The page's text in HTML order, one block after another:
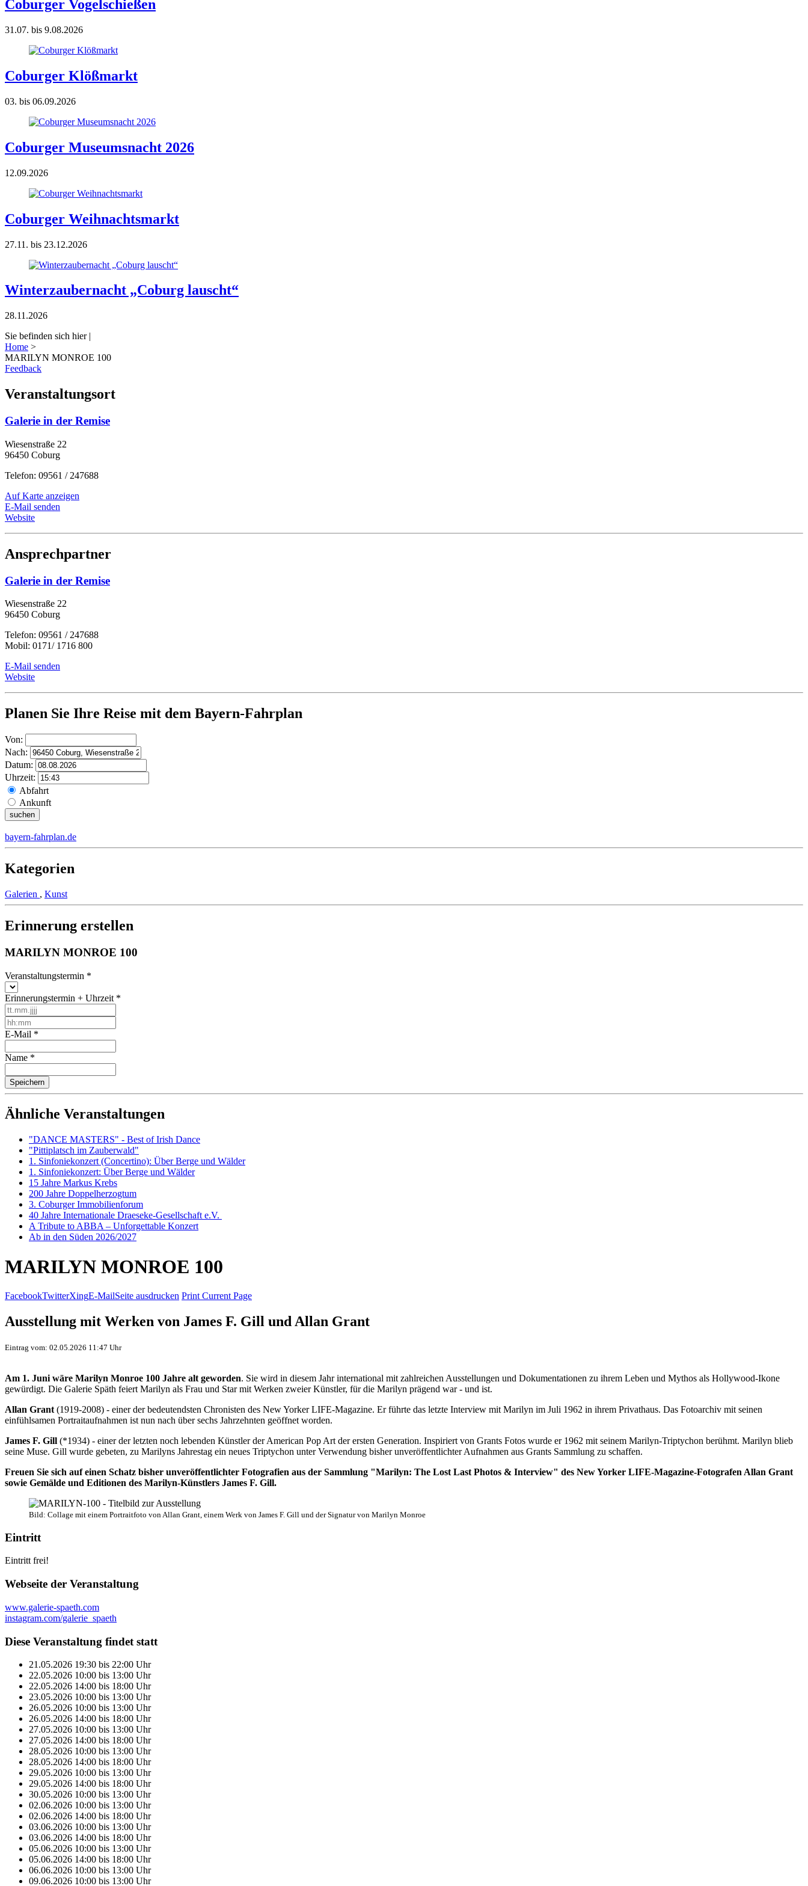
Coburger Vogelschießen
31.07. bis 9.08.2026
Coburger Klößmarkt
03. bis 06.09.2026
Coburger Museumsnacht 2026
12.09.2026
Coburger Weihnachtsmarkt
27.11. bis 23.12.2026
Winterzaubernacht „Coburg lauscht“
28.11.2026
Sie befinden sich hier |
Home >
MARILYN MONROE 100
Feedback
Veranstaltungsort
Galerie in der Remise
Wiesenstraße 22
96450 Coburg
Telefon: 09561 / 247688
Auf Karte anzeigen
E-Mail senden
Website
Ansprechpartner
Galerie in der Remise
Wiesenstraße 22
96450 Coburg
Telefon: 09561 / 247688
Mobil: 0171/ 1716 800
E-Mail senden
Website
Planen Sie Ihre Reise mit dem Bayern-Fahrplan
Von:
Nach:
Datum:
Uhrzeit:
Abfahrt
Ankunft
bayern-fahrplan.de
Kategorien
Galerien , Kunst
Erinnerung erstellen
MARILYN MONROE 100
Veranstaltungstermin *
Erinnerungstermin + Uhrzeit *
E-Mail *
Name *
Ähnliche Veranstaltungen
"DANCE MASTERS" - Best of Irish Dance
"Pittiplatsch im Zauberwald"
1. Sinfoniekonzert (Concertino): Über Berge und Wälder
1. Sinfoniekonzert: Über Berge und Wälder
15 Jahre Markus Krebs
200 Jahre Doppelherzogtum
3. Coburger Immobilienforum
40 Jahre Internationale Draeseke-Gesellschaft e.V.
A Tribute to ABBA – Unforgettable Konzert
Ab in den Süden 2026/2027
MARILYN MONROE 100
FacebookTwitterXingE-MailSeite ausdrucken Print Current Page
Ausstellung mit Werken von James F. Gill und Allan Grant
Eintrag vom: 02.05.2026 11:47 Uhr
Am 1. Juni wäre Marilyn Monroe 100 Jahre alt geworden. Sie wird in diesem Jahr international mit zahlreichen Ausstellungen und Dokumentationen zu ihrem Leben und Mythos als Hollywood-Ikone
gewürdigt. Die Galerie Späth feiert Marilyn als Frau und Star mit Werken zweier Künstler, für die Marilyn prägend war - und ist.
Allan Grant (1919-2008) - einer der bedeutendsten Chronisten des New Yorker LIFE-Magazine. Er führte das letzte Interview mit Marilyn im Juli 1962 in ihrem Privathaus. Das Fotoarchiv mit seinen
einfühlsamen Portraitaufnahmen ist nun nach über sechs Jahrzehnten geöffnet worden.
James F. Gill (*1934) - einer der letzten noch lebenden Künstler der American Pop Art der ersten Generation. Inspiriert von Grants Fotos wurde er 1962 mit seinem Marilyn-Triptychon berühmt. Marilyn blieb
seine Muse. Gill wurde gebeten, zu Marilyns Jahrestag ein neues Triptychon unter Verwendung bisher unveröffentlichter Aufnahmen aus Grants Sammlung zu schaffen.
Freuen Sie sich auf einen Schatz bisher unveröffentlichter Fotografien aus der Sammlung "Marilyn: The Lost Last Photos & Interview" des New Yorker LIFE-Magazine-Fotografen Allan Grant
sowie Gemälde und Editionen des Marilyn-Künstlers James F. Gill.
Bild: Collage mit einem Portraitfoto von Allan Grant, einem Werk von James F. Gill und der Signatur von Marilyn Monroe
Eintritt
Eintritt frei!
Webseite der Veranstaltung
www.galerie-spaeth.com
instagram.com/galerie_spaeth
Diese Veranstaltung findet statt
21.05.2026 19:30 bis 22:00 Uhr
22.05.2026 10:00 bis 13:00 Uhr
22.05.2026 14:00 bis 18:00 Uhr
23.05.2026 10:00 bis 13:00 Uhr
26.05.2026 10:00 bis 13:00 Uhr
26.05.2026 14:00 bis 18:00 Uhr
27.05.2026 10:00 bis 13:00 Uhr
27.05.2026 14:00 bis 18:00 Uhr
28.05.2026 10:00 bis 13:00 Uhr
28.05.2026 14:00 bis 18:00 Uhr
29.05.2026 10:00 bis 13:00 Uhr
29.05.2026 14:00 bis 18:00 Uhr
30.05.2026 10:00 bis 13:00 Uhr
02.06.2026 10:00 bis 13:00 Uhr
02.06.2026 14:00 bis 18:00 Uhr
03.06.2026 10:00 bis 13:00 Uhr
03.06.2026 14:00 bis 18:00 Uhr
05.06.2026 10:00 bis 13:00 Uhr
05.06.2026 14:00 bis 18:00 Uhr
06.06.2026 10:00 bis 13:00 Uhr
09.06.2026 10:00 bis 13:00 Uhr